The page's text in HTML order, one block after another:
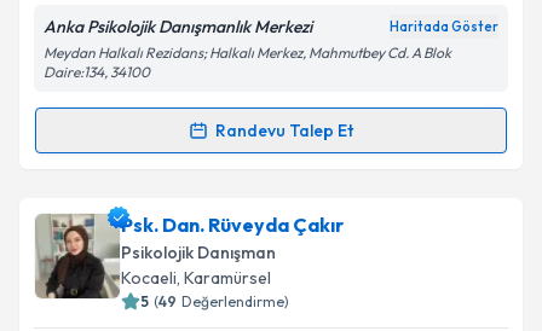
Anka Psikolojik Danışmanlık Merkezi Haritada Göster
Meydan Halkalı Rezidans; Halkalı Merkez, Mahmutbey Cd. A Blok
Daire:134, 34100
Randevu Talep Et
Randevu Takvimi Talebi
Uzm. Psk. Dan. Özgür Yıldıziçin randevu takvimi
talebi oluşturun. Size bu uzmandan randevu almanız
için bir takvim hazırlandığında e-posta ile
bilgilendireceğiz.
Psk. Dan. Rüveyda Çakır
Psikolojik Danışman
Kocaeli, Karamürsel
5 (49 Değerlendirme)